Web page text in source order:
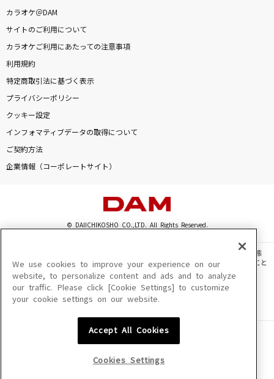
きゃりーぱみゅぱみゅ
カラオケ最新情報をチェック！
カラオケをもっと楽しもう！
自宅でカラオケ歌い放題！
カラオケ＠DAM
サイトのご利用について
カラオケご利用にあたっての注意事項
利用規約
特定商取引法に基づく表示
プライバシーポリシー
クッキー設定
インフォマティブデータの取得について
ご契約方法
企業情報（コーポレートサイト）
© DAIICHIKOSHO CO.,LTD. All Rights Reserved.
このサイトに掲載されている一切の文章・画像・写真・動画・音声等を、手段や形態
を問わず、著作権法の定める範囲を超えて無断で複製、転載、ファイル化などすること
を禁じます。
楽曲及びコンテンツは、機種によりご利用いただけない場合があります。
楽曲及びコンテンツの配信日、配信内容が変更になる場合があります。
We use cookies to improve your experience on our
website, to personalize content and ads and to analyze
our traffic. Please click [Cookie Settings] to customize
your cookie settings on our website.
Accept All Cookies
Cookies Settings